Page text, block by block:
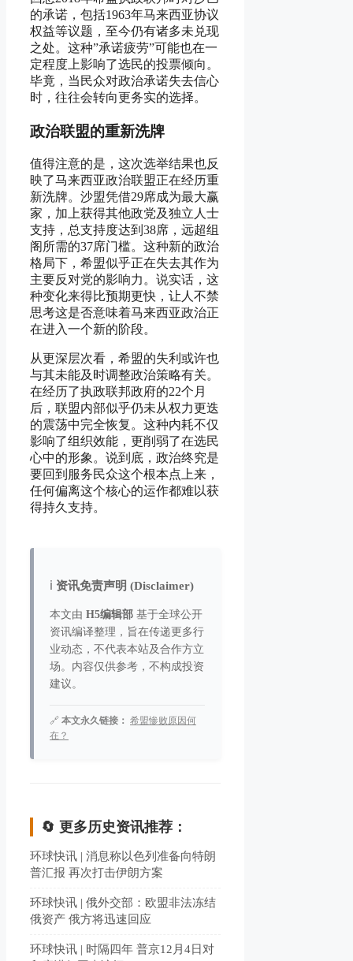
的承诺，包括1963年马来西亚协议
权益等议题，至今仍有诸多未兑现
之处。这种”承诺疲劳”可能也在一
定程度上影响了选民的投票倾向。
毕竟，当民众对政治承诺失去信心
时，往往会转向更务实的选择。
政治联盟的重新洗牌
值得注意的是，这次选举结果也反
映了马来西亚政治联盟正在经历重
新洗牌。沙盟凭借29席成为最大赢
家，加上获得其他政党及独立人士
支持，总支持度达到38席，远超组
阁所需的37席门槛。这种新的政治
格局下，希盟似乎正在失去其作为
主要反对党的影响力。说实话，这
种变化来得比预期更快，让人不禁
思考这是否意味着马来西亚政治正
在进入一个新的阶段。
从更深层次看，希盟的失利或许也
与其未能及时调整政治策略有关。
在经历了执政联邦政府的22个月
后，联盟内部似乎仍未从权力更迭
的震荡中完全恢复。这种内耗不仅
影响了组织效能，更削弱了在选民
心中的形象。说到底，政治终究是
要回到服务民众这个根本点上来，
任何偏离这个核心的运作都难以获
得持久支持。
ℹ️ 资讯免责声明 (Disclaimer)
本文由 H5编辑部 基于全球公开
资讯编译整理，旨在传递更多行
业动态，不代表本站及合作方立
场。内容仅供参考，不构成投资
建议。
🔗 本文永久链接： 希盟惨败原因何
在？
🔄 更多历史资讯推荐：
环球快讯 | 消息称以色列准备向特朗
普汇报 再次打击伊朗方案
环球快讯 | 俄外交部：欧盟非法冻结
俄资产 俄方将迅速回应
环球快讯 | 时隔四年 普京12月4日对